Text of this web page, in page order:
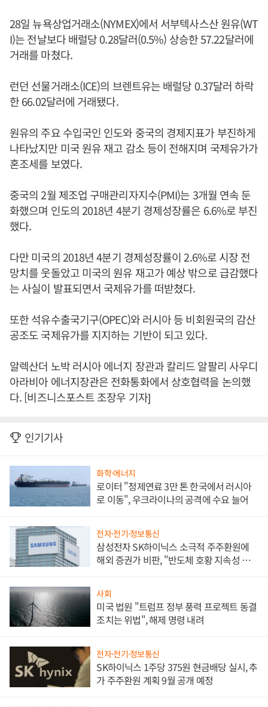
28일 뉴욕상업거래소(NYMEX)에서 서부텍사스산 원유(WT
I)는 전날보다 배럴당 0.28달러(0.5%) 상승한 57.22달러에
거래를 마쳤다.
런던 선물거래소(ICE)의 브렌트유는 배럴당 0.37달러 하락
한 66.02달러에 거래됐다.
원유의 주요 수입국인 인도와 중국의 경제지표가 부진하게
나타났지만 미국 원유 재고 감소 등이 전해지며 국제유가가
혼조세를 보였다.
중국의 2월 제조업 구매관리자지수(PMI)는 3개월 연속 둔
화했으며 인도의 2018년 4분기 경제성장률은 6.6%로 부진
했다.
다만 미국의 2018년 4분기 경제성장률이 2.6%로 시장 전
망치를 웃돌았고 미국의 원유 재고가 예상 밖으로 급감했다
는 사실이 발표되면서 국제유가를 떠받쳤다.
또한 석유수출국기구(OPEC)와 러시아 등 비회원국의 감산
공조도 국제유가를 지지하는 기반이 되고 있다.
알렉산더 노박 러시아 에너지 장관과 칼리드 알팔리 사우디
아라비아 에너지장관은 전화통화에서 상호협력을 논의했
다. [비즈니스포스트 조장우 기자]
인기기사
화학·에너지
로이터 "정제연료 3만 톤 한국에서 러시아
로 이동", 우크라이나의 공격에 수요 늘어
전자·전기·정보통신
삼성전자 SK하이닉스 소극적 주주환원에
해외 증권가 비판, "반도체 호황 지속성 의
사회
미국 법원 "트럼프 정부 풍력 프로젝트 동결
조치는 위법", 해제 명령 내려
전자·전기·정보통신
SK하이닉스 1주당 375원 현금배당 실시, 추
가 주주환원 계획 9월 공개 예정